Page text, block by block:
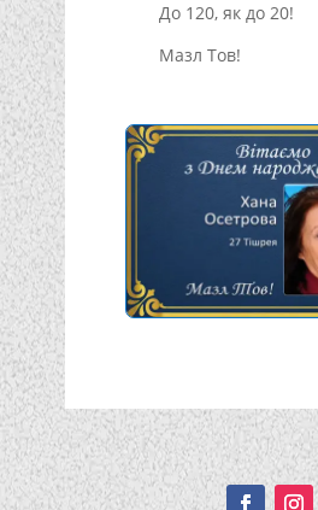
До 120, як до 20!
Мазл Тов!